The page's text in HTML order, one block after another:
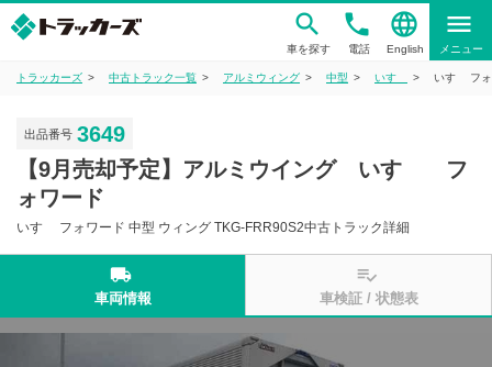
車を探す
phone
電話
language
English
menu
メニュー
トラッカーズ 中古トラック一覧 アルミウィング 中型 いすゞ いすゞ フ
出品番号 3649
【9月売却予定】アルミウイング いすゞ フ
ォワード
いすゞ フォワード 中型 ウィング TKG-FRR90S2中古トラック詳細
local_shipping
車両情報
playlist_add_check
車検証 / 状態表